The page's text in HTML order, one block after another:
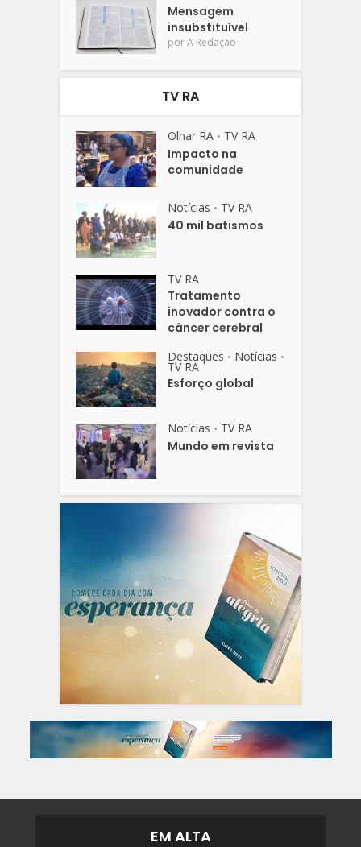
Mensagem
insubstituível
porA Redação
TV RA
Olhar RA • TV RA
Impacto na
comunidade
Notícias • TV RA
40 mil batismos
TV RA
Tratamento
inovador contra o
câncer cerebral
Destaques • Notícias •
TV RA
Esforço global
Notícias • TV RA
Mundo em revista
EM ALTA